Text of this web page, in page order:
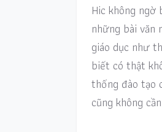
Hic không ngờ
những bài
giáo dục như
biết có thật
thống đào tạo
cũng không